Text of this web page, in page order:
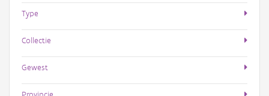
Type
Collectie
Gewest